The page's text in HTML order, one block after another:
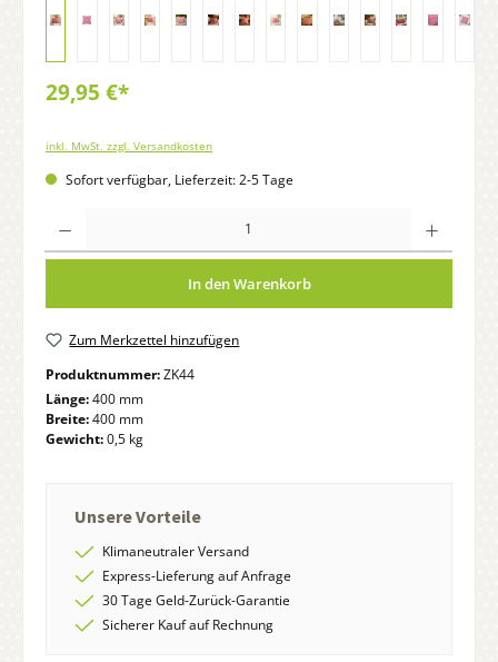
29,95 €*
inkl. MwSt. zzgl. Versandkosten
Sofort verfügbar, Lieferzeit: 2-5 Tage
In den Warenkorb
Zum Merkzettel hinzufügen
Produktnummer:ZK44
Länge:400 mm
Breite:400 mm
Gewicht:0,5 kg
Unsere Vorteile
Klimaneutraler Versand
Express-Lieferung auf Anfrage
30 Tage Geld-Zurück-Garantie
Sicherer Kauf auf Rechnung